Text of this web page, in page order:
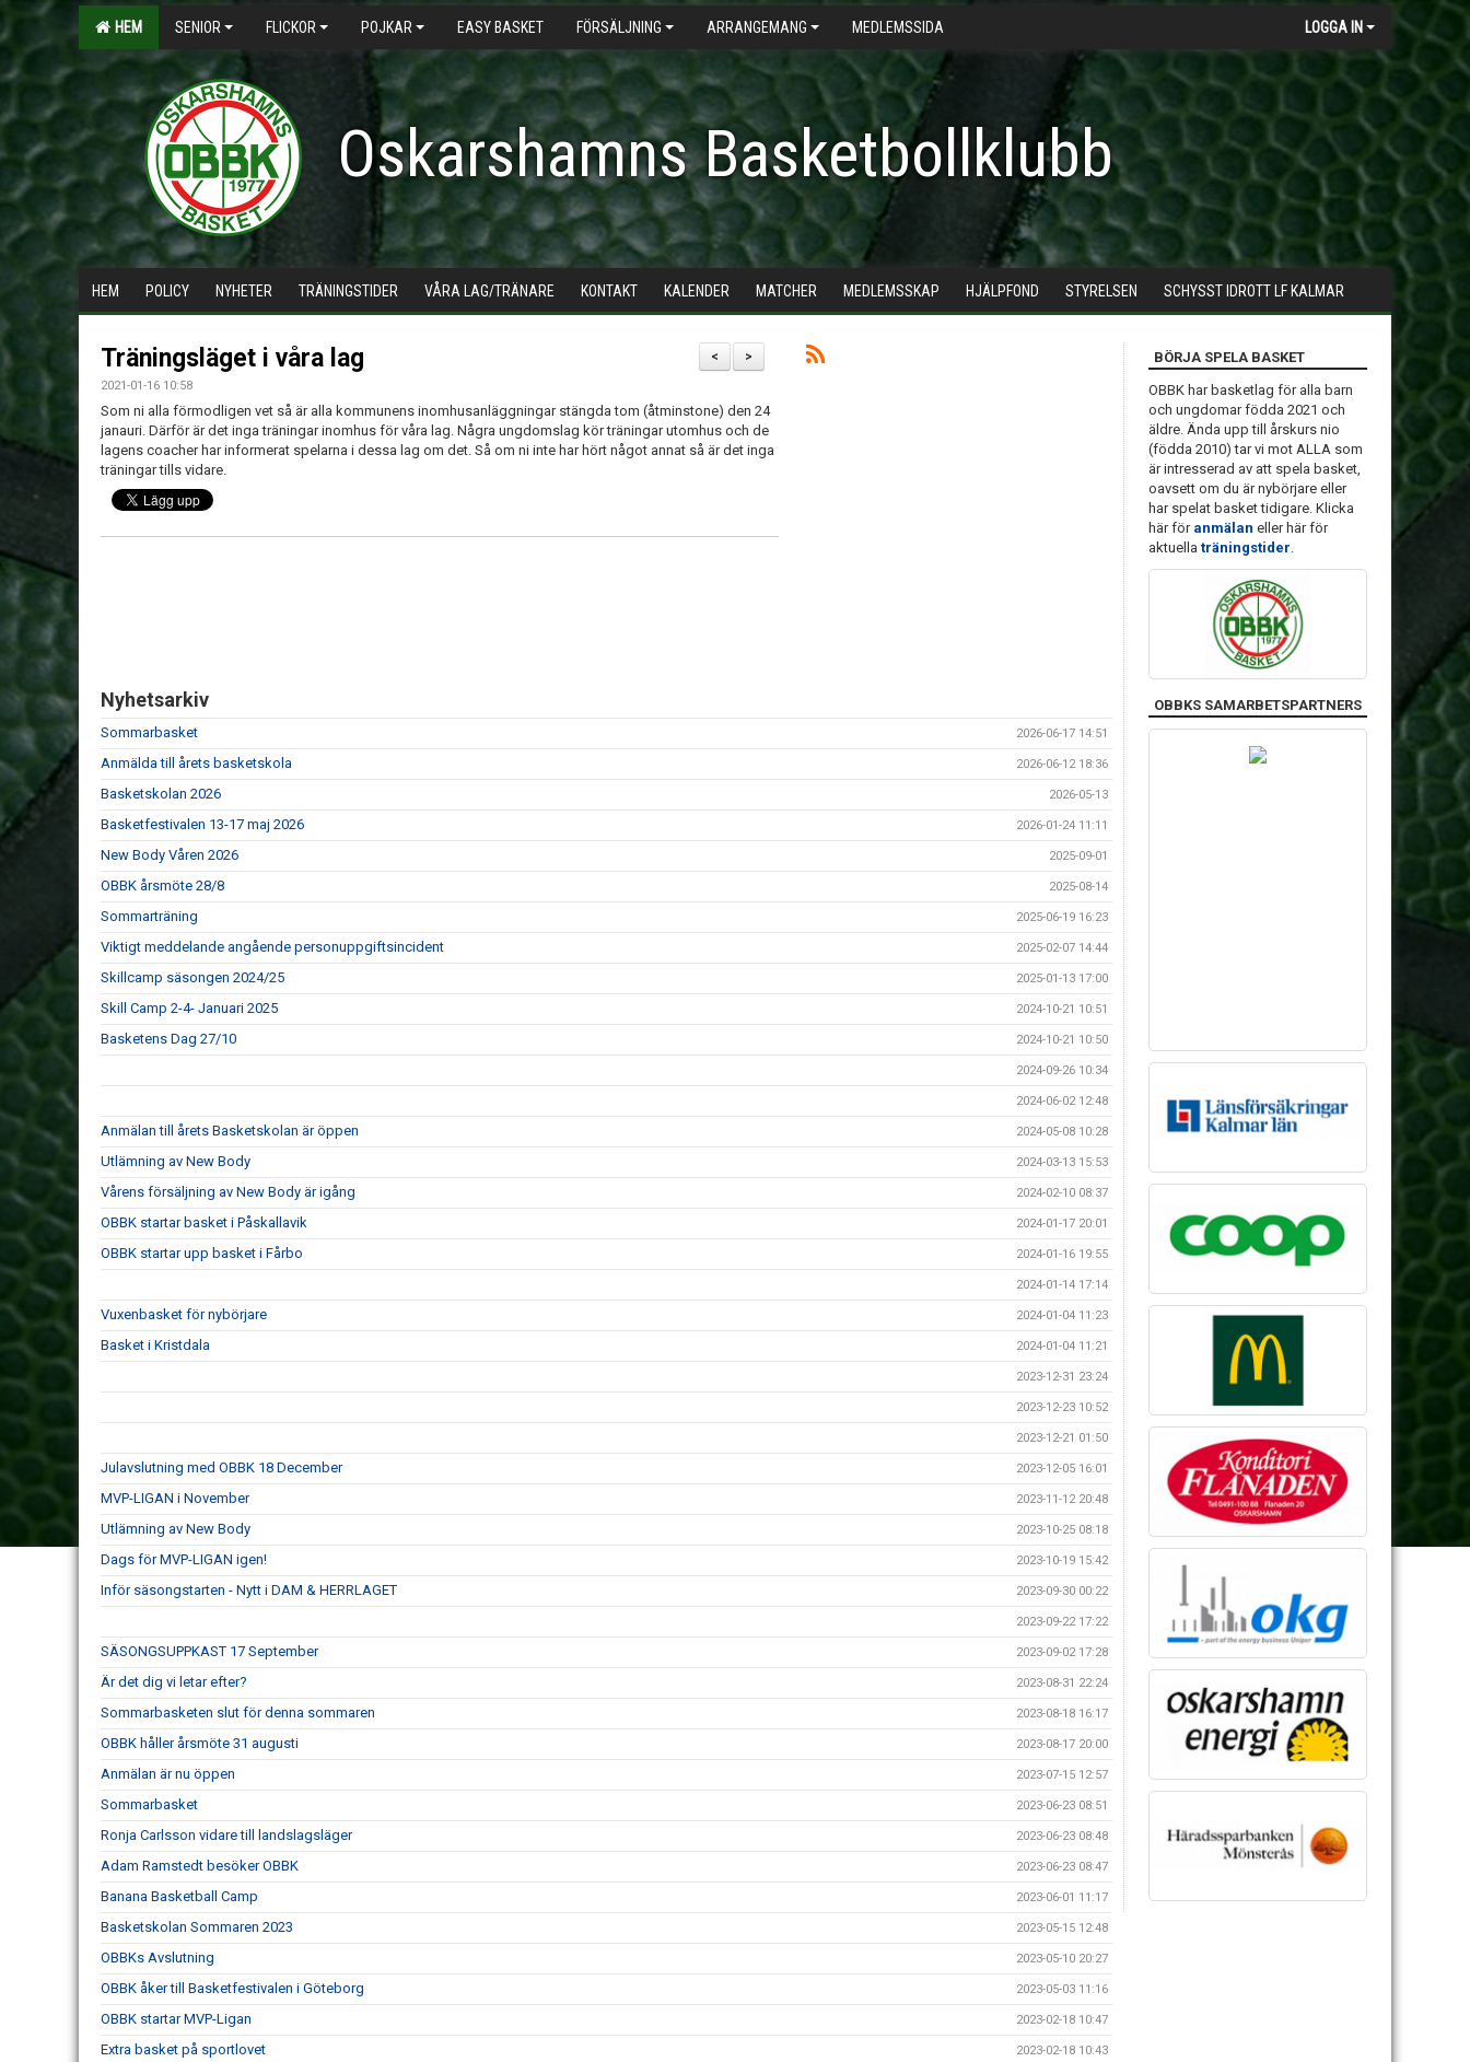
HEM SENIOR FLICKOR POJKAR EASY BASKET FÖRSÄLJNING ARRANGEMANG MEDLEMSSIDA LOGGA IN
Oskarshamns Basketbollklubb
HEM POLICY NYHETER TRÄNINGSTIDER VÅRA LAG/TRÄNARE KONTAKT KALENDER MATCHER MEDLEMSSKAP HJÄLPFOND STYRELSEN SCHYSST IDROTT LF KALMAR
>
<
Träningsläget i våra lag
2021-01-16 10:58
Som ni alla förmodligen vet så är alla kommunens inomhusanläggningar stängda tom (åtminstone) den 24
janauri. Därför är det inga träningar inomhus för våra lag. Några ungdomslag kör träningar utomhus och de
lagens coacher har informerat spelarna i dessa lag om det. Så om ni inte har hört något annat så är det inga
träningar tills vidare.
Nyhetsarkiv
Sommarbasket 2026-06-17 14:51
Anmälda till årets basketskola 2026-06-12 18:36
Basketskolan 2026 2026-05-13
Basketfestivalen 13-17 maj 2026 2026-01-24 11:11
New Body Våren 2026 2025-09-01
OBBK årsmöte 28/8 2025-08-14
Sommarträning 2025-06-19 16:23
Viktigt meddelande angående personuppgiftsincident 2025-02-07 14:44
Skillcamp säsongen 2024/25 2025-01-13 17:00
Skill Camp 2-4- Januari 2025 2024-10-21 10:51
Basketens Dag 27/10 2024-10-21 10:50
2024-09-26 10:34
2024-06-02 12:48
Anmälan till årets Basketskolan är öppen 2024-05-08 10:28
Utlämning av New Body 2024-03-13 15:53
Vårens försäljning av New Body är igång 2024-02-10 08:37
OBBK startar basket i Påskallavik 2024-01-17 20:01
OBBK startar upp basket i Fårbo 2024-01-16 19:55
2024-01-14 17:14
Vuxenbasket för nybörjare 2024-01-04 11:23
Basket i Kristdala 2024-01-04 11:21
2023-12-31 23:24
2023-12-23 10:52
2023-12-21 01:50
Julavslutning med OBBK 18 December 2023-12-05 16:01
MVP-LIGAN i November 2023-11-12 20:48
Utlämning av New Body 2023-10-25 08:18
Dags för MVP-LIGAN igen! 2023-10-19 15:42
Inför säsongstarten - Nytt i DAM & HERRLAGET 2023-09-30 00:22
2023-09-22 17:22
SÄSONGSUPPKAST 17 September 2023-09-02 17:28
Är det dig vi letar efter? 2023-08-31 22:24
Sommarbasketen slut för denna sommaren 2023-08-18 16:17
OBBK håller årsmöte 31 augusti 2023-08-17 20:00
Anmälan är nu öppen 2023-07-15 12:57
Sommarbasket 2023-06-23 08:51
Ronja Carlsson vidare till landslagsläger 2023-06-23 08:48
Adam Ramstedt besöker OBBK 2023-06-23 08:47
Banana Basketball Camp 2023-06-01 11:17
Basketskolan Sommaren 2023 2023-05-15 12:48
OBBKs Avslutning 2023-05-10 20:27
OBBK åker till Basketfestivalen i Göteborg 2023-05-03 11:16
OBBK startar MVP-Ligan 2023-02-18 10:47
Extra basket på sportlovet 2023-02-18 10:43
BÖRJA SPELA BASKET
OBBK har basketlag för alla barn
och ungdomar födda 2021 och
äldre. Ända upp till årskurs nio
(födda 2010) tar vi mot ALLA som
är intresserad av att spela basket,
oavsett om du är nybörjare eller
har spelat basket tidigare. Klicka
här för anmälan eller här för
aktuella träningstider.
OBBKS SAMARBETSPARTNERS